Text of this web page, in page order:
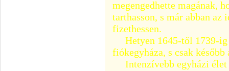
megengedhette magának,
tarthasson, s már abban az
fizethessen.
Hetyen 1645-től 1739-ig
fiókegyháza, s csak
Intenzívebb egyházi élet